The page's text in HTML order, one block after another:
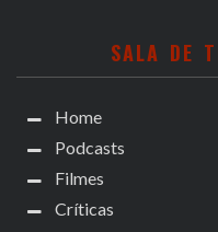
SALA DE
Home
Podcasts
Filmes
Críticas